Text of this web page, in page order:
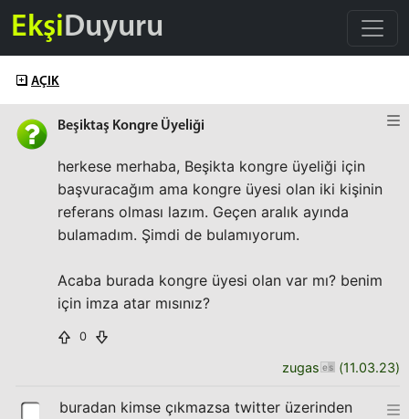
EkşiDuyuru
AÇIK
Beşiktaş Kongre Üyeliği
herkese merhaba, Beşikta kongre üyeliği için
başvuracağım ama kongre üyesi olan iki kişinin
referans olması lazım. Geçen aralık ayında
bulamadım. Şimdi de bulamıyorum.
Acaba burada kongre üyesi olan var mı? benim
için imza atar mısınız?
0
zugas (11.03.23)
buradan kimse çıkmazsa twitter üzerinden